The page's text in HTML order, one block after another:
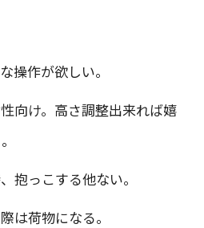
操作が欲しい。
向け。高さ調整出来れば嬉
抱っこする他ない。
は荷物になる。